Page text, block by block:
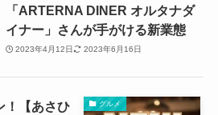
「ARTERNA DINER オルタナダ
イナー」さんが手がける新業態
2023年4月12日 2023年6月16日
グルメ
！【あさひ